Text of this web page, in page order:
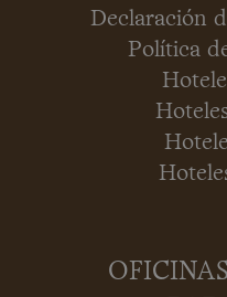
Declaración
Política